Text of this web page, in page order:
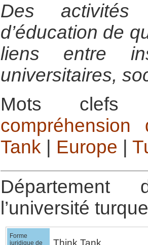
Des
d’éducation de
liens entre
universitaires,
Mots
compréhension
Tank
Europe
l’université
Forme
juridique de
Think Tank